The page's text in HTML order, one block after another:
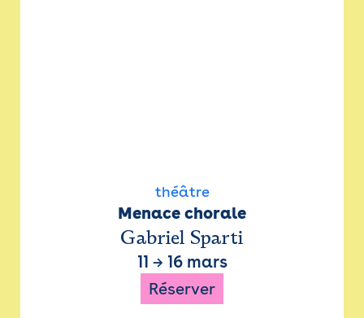
théâtre
Menace chorale
Gabriel Sparti
11 → 16 mars
Réserver